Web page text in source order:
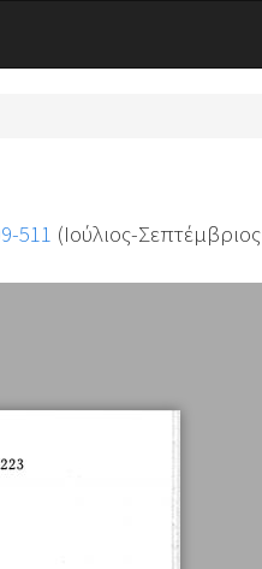
511 (Ιούλιος-Σεπτέμβριος